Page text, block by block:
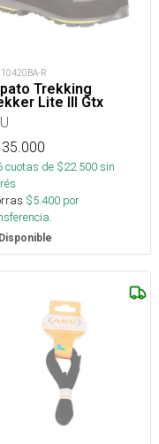
R
Trekking
Lite III Gtx
cuotas de $22.500sin
$5.400 por
Disponible